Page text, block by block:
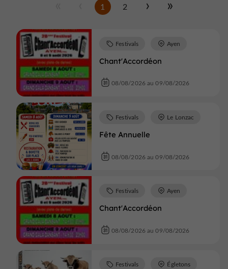
1 2
Chant'Accordéon
Festivals Ayen
08/08/2026 au 09/08/2026
Fête Annuelle
Festivals Le Lonzac
08/08/2026 au 09/08/2026
Chant'Accordéon
Festivals Ayen
08/08/2026 au 09/08/2026
Festivals Égletons